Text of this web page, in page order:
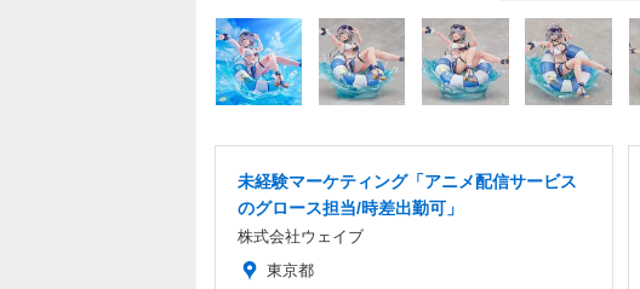
未経験マーケティング「アニメ配信サービス
のグロース担当/時差出勤可」
株式会社ウェイブ
東京都